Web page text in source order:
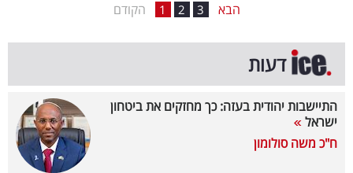
המילון
הכלכלי
פודקאסט
40
הקודם 1 2 3 הבא
דעות
התיישבות יהודית בעזה: כך מחזקים את ביטחון
ישראל
ח"כ משה סולומון